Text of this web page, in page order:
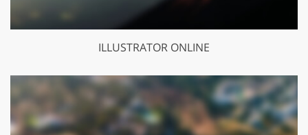
ILLUSTRATOR ONLINE